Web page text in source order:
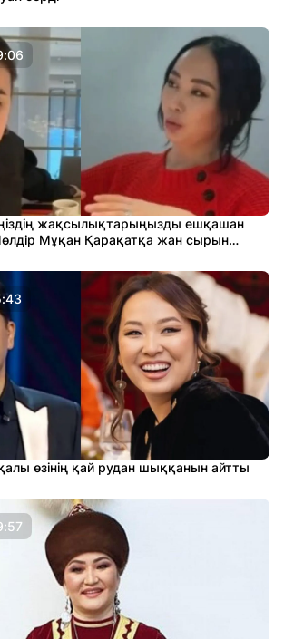
жақсылықтарыңызды ешқашан
Мұқан Қарақатқа жан сырын
өзінің қай рудан шыққанын айтты